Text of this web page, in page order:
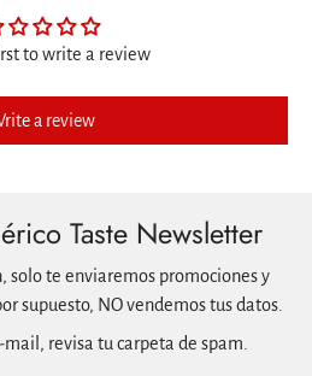
to write a review
a review
Taste Newsletter
solo te enviaremos promociones y
supuesto, NO vendemos tus datos.
revisa tu carpeta de spam.